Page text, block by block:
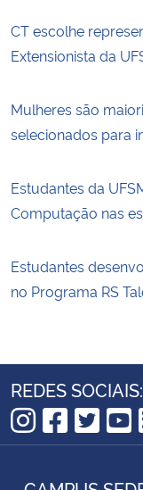
CT escolhe
Extensionista da
Mulheres são
selecionados para
Estudantes da
Computação nas
Estudantes
no Programa RS
REDES SOCIAIS:
Instagram